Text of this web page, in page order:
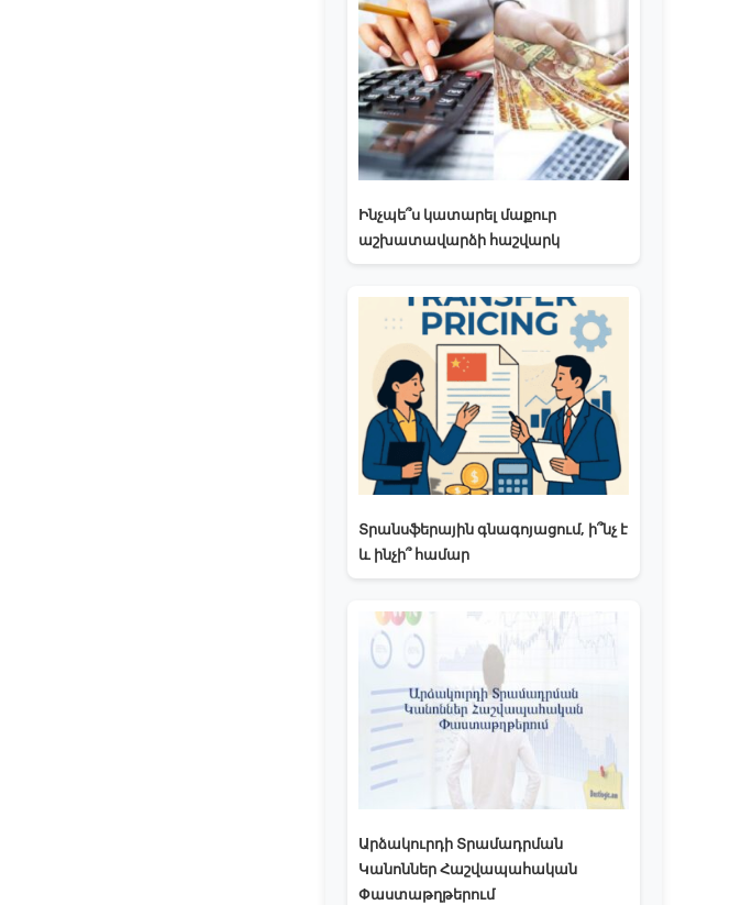
Ինչպե՞ս կատարել մաքուր
աշխատավարձի հաշվարկ
Տրանսֆերային գնագոյացում, ի՞նչ է
և ինչի՞ համար
Արձակուրդի Տրամադրման
Կանոններ Հաշվապահական
Փաստաթղթերում